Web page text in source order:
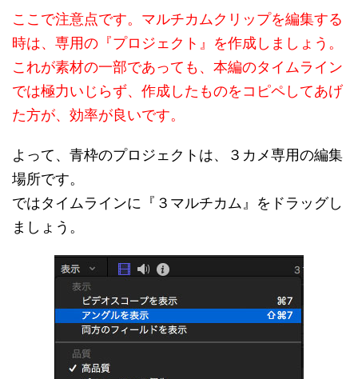
ここで注意点です。マルチカムクリップを編集する
時は、専用の『プロジェクト』を作成しましょう。
これが素材の一部であっても、本編のタイムライン
では極力いじらず、作成したものをコピペしてあげ
た方が、効率が良いです。
よって、青枠のプロジェクトは、３カメ専用の編集
場所です。
ではタイムラインに『３マルチカム』をドラッグし
ましょう。